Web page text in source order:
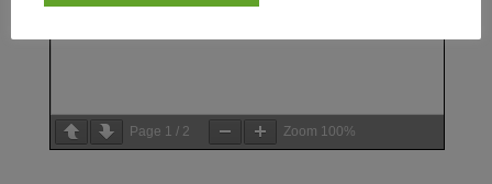
Page 1 / 2 Zoom 100%